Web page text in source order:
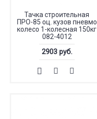
Тачка строительная
ПРО-85 оц. кузов пневмо
колесо 1-колесная 150кг
082-4012
2903 руб.